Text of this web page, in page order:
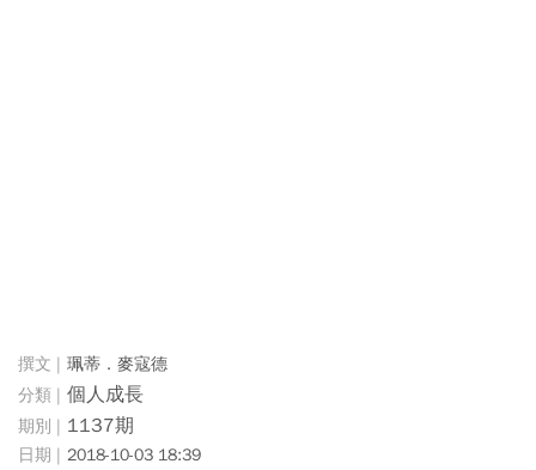
珮蒂．麥寇德
個人成長
1137期
2018-10-03 18:39